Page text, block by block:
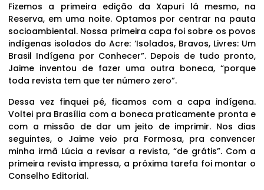
Fizemos a primeira edição da Xapuri lá mesmo, na
Reserva, em uma noite. Optamos por centrar na pauta
socioambiental. Nossa primeira capa foi sobre os povos
indígenas isolados do Acre: ‘Isolados, Bravos, Livres: Um
Brasil Indígena por Conhecer”. Depois de tudo pronto,
Jaime inventou de fazer uma outra boneca, “porque
toda revista tem que ter número zero”.
Dessa vez finquei pé, ficamos com a capa indígena.
Voltei pra Brasília com a boneca praticamente pronta e
com a missão de dar um jeito de imprimir. Nos dias
seguintes, o Jaime veio pra Formosa, pra convencer
minha irmã Lúcia a revisar a revista, “de grátis”. Com a
primeira revista impressa, a próxima tarefa foi montar o
Conselho Editorial.